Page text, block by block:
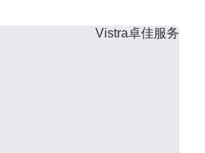
Vistra卓佳服务